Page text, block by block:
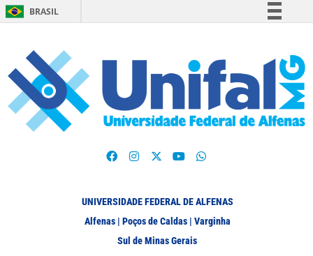
BRASIL
Participe
Acesso à informação
Legislação
UNIVERSIDADE FEDERAL DE ALFENAS
Alfenas | Poços de Caldas | Varginha
Sul de Minas Gerais